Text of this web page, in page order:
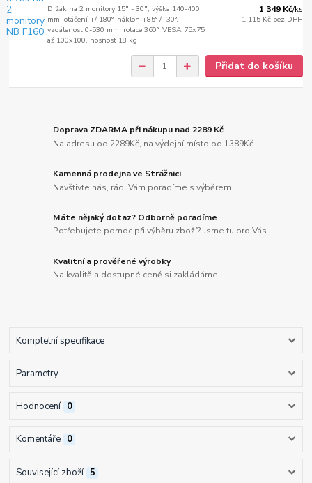
Držák na 2 monitory 15" - 30", výška 140-400
mm, otáčení +/-180°, náklon +85° / -30°,
vzdálenost 0-530 mm, rotace 360°, VESA 75x75
až 100x100, nosnost 18 kg
1 349 Kč/ks
1 115 Kč bez DPH
Přidat do košíku
Doprava ZDARMA při nákupu nad 2289 Kč
Na adresu od 2289Kč, na výdejní místo od 1389Kč
Kamenná prodejna ve Strážnici
Navštivte nás, rádi Vám poradíme s výběrem.
Máte nějaký dotaz? Odborně poradíme
Potřebujete pomoc při výběru zboží? Jsme tu pro Vás.
Kvalitní a prověřené výrobky
Na kvalitě a dostupné ceně si zakládáme!
Kompletní specifikace
Parametry
Hodnocení 0
Komentáře 0
Související zboží 5